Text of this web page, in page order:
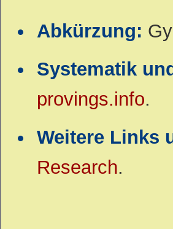
Abkürzung:
Systematik
provings.info.
Weitere Links
Research.